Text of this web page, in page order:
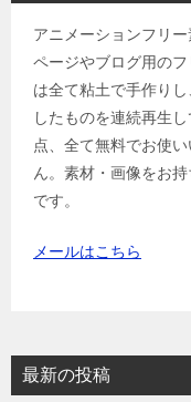
アニメーションフリ
ページやブログ用の
は全て粘土で手作り
したものを連続再生
点、全て無料でお使
ん。素材・画像をお
です。
メールはこちら
最新の投稿